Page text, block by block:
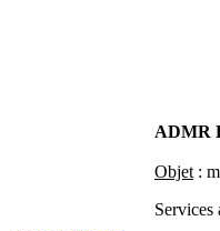
ADMR
Objet:
Services